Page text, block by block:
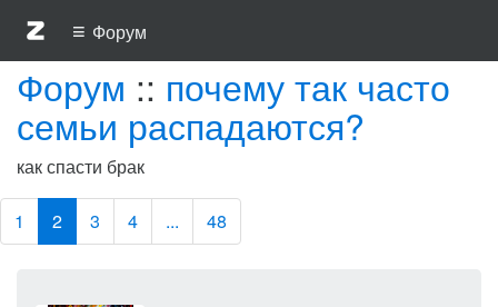
≡ Форум
Форум :: почему так часто
семьи распадаются?
как спасти брак
1 2 3 4 ... 48